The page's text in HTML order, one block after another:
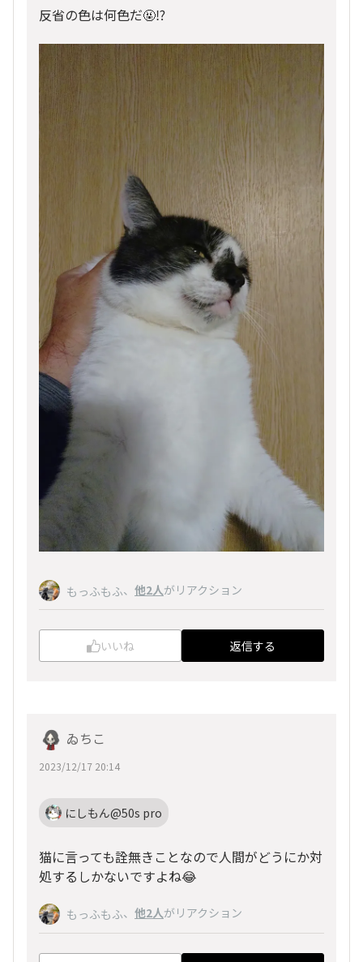
反省の色は何色だ🤬⁉️
もっふもふ、 他2人がリアクション
いいね 返信する
ゐちこ
2023/12/17 20:14
にしもん@50s pro
猫に言っても詮無きことなので人間がどうにか対
処するしかないですよね😂
もっふもふ、 他2人がリアクション